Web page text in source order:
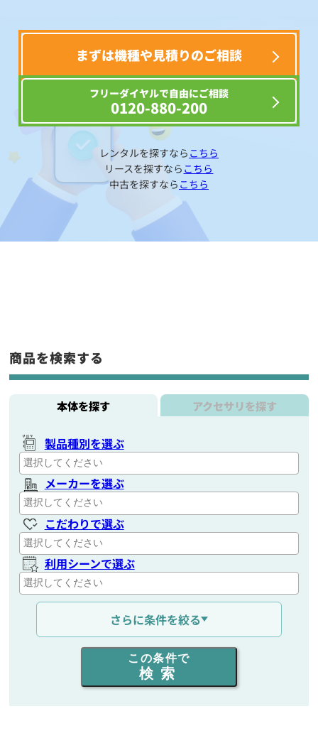
まずは機種や見積りのご相談
フリーダイヤルで自由にご相談
0120-880-200
レンタルを探すなら こちら
リースを探すなら こちら
中古を探すなら こちら
商品を検索する
本体を探す アクセサリを探す
製品種別を選ぶ
メーカーを選ぶ
こだわりで選ぶ
利用シーンで選ぶ
通信距離を選ぶ
出力を選ぶ
同時通話人数を選ぶ
さらに条件を絞る
この条件で
検索